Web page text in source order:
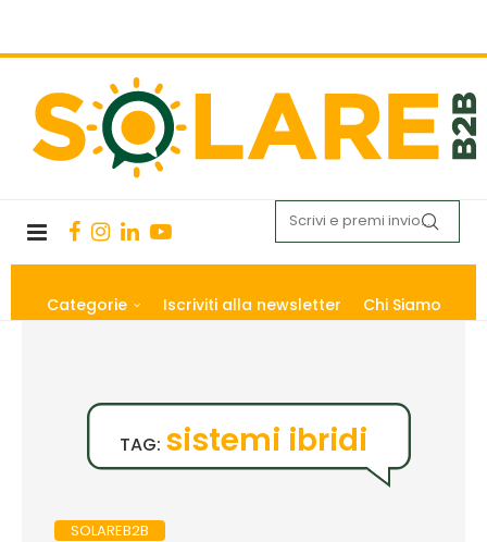
Categorie Iscriviti alla newsletter Chi Siamo
TAG: sistemi ibridi
SOLAREB2B